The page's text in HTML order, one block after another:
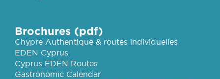
Brochures (pdf)
Chypre Authentique & routes individuelles
EDEN Cyprus
Cyprus EDEN Routes
Gastronomic Calendar